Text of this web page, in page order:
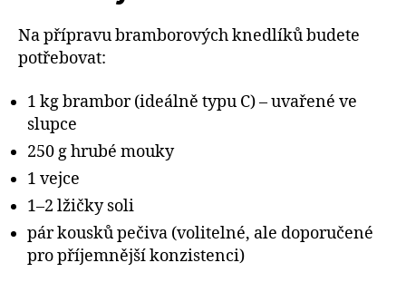
Na přípravu bramborových knedlíků budete
potřebovat:
1 kg brambor (ideálně typu C) – uvařené ve
slupce
250 g hrubé mouky
1 vejce
1–2 lžičky soli
pár kousků pečiva (volitelné, ale doporučené
pro příjemnější konzistenci)